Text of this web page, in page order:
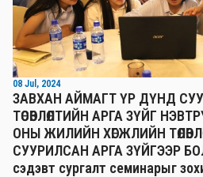
08 Jul, 2024
ЗАВХАН АЙМАГТ ҮР ДҮНД
ТӨСӨВЛӨЛТИЙН АРГА ЗҮЙГ
ОНЫ ЖИЛИЙН ХӨГЖЛИЙН
СУУРИЛСАН АРГА ЗҮЙГЭЭР
сэдэвт сургалт семинарыг